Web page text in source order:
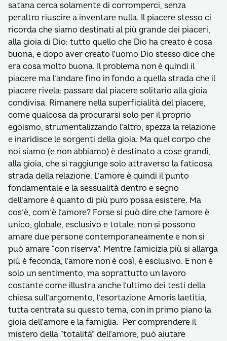
satana cerca solamente di corromperci, senza
peraltro riuscire a inventare nulla. Il piacere stesso ci
ricorda che siamo destinati al più grande dei piaceri,
alla gioia di Dio: tutto quello che Dio ha creato è cosa
buona, e dopo aver creato l’uomo Dio stesso dice che
era cosa molto buona. Il problema non è quindi il
piacere ma l’andare fino in fondo a quella strada che il
piacere rivela: passare dal piacere solitario alla gioia
condivisa. Rimanere nella superficialità del piacere,
come qualcosa da procurarsi solo per il proprio
egoismo, strumentalizzando l’altro, spezza la relazione
e inaridisce le sorgenti della gioia. Ma quel corpo che
noi siamo (e non abbiamo) è destinato a cose grandi,
alla gioia, che si raggiunge solo attraverso la faticosa
strada della relazione. L’amore è quindi il punto
fondamentale e la sessualità dentro e segno
dell’amore è quanto di più puro possa esistere. Ma
cos’è, com’è l’amore? Forse si può dire che l’amore è
unico, globale, esclusivo e totale: non si possono
amare due persone contemporaneamente e non si
può amare “con riserva”. Mentre l’amicizia più si allarga
più è feconda, l’amore non è così, è esclusivo. E non è
solo un sentimento, ma soprattutto un lavoro
costante come illustra anche l’ultimo dei testi della
chiesa sull’argomento, l’esortazione Amoris laetitia,
tutta centrata su questo tema, con in primo piano la
gioia dell’amore e la famiglia. Per comprendere il
mistero della “totalità” dell’amore, può aiutare